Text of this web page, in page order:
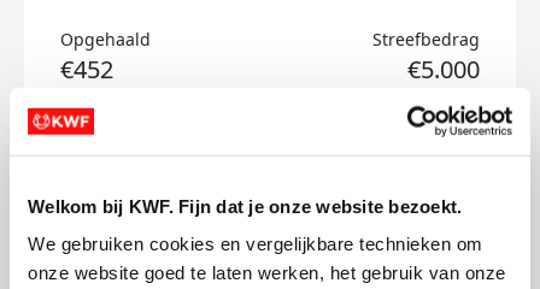
Welkom bij KWF. Fijn dat je onze website bezoekt.
We gebruiken cookies en vergelijkbare technieken om
onze website goed te laten werken, het gebruik van onze
Opgehaald
€452
Streefbedrag
€5.000
Doneer
Updates